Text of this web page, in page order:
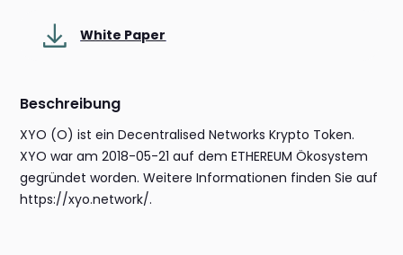
White Paper
Beschreibung
XYO (O) ist ein Decentralised Networks Krypto Token.
XYO war am 2018-05-21 auf dem ETHEREUM Ökosystem
gegründet worden. Weitere Informationen finden Sie auf
https://xyo.network/.